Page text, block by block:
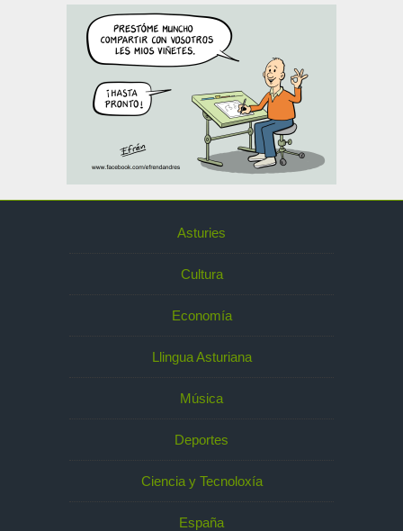
Asturies
Cultura
Economía
Llingua Asturiana
Música
Deportes
Ciencia y Tecnoloxía
España